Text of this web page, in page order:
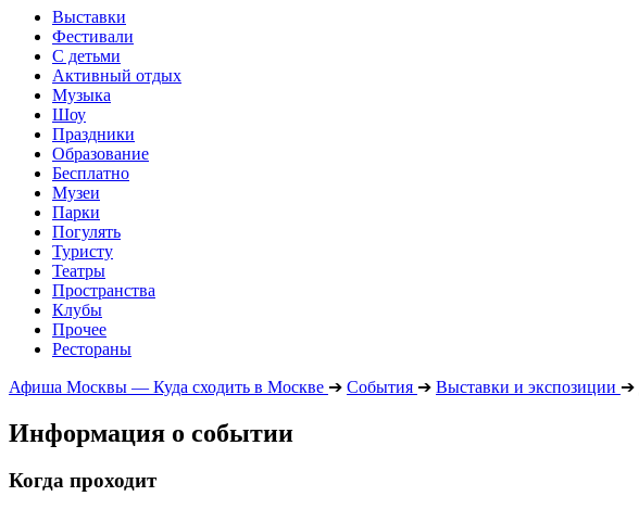
Выставки
Фестивали
С детьми
Активный отдых
Музыка
Шоу
Праздники
Образование
Бесплатно
Музеи
Парки
Погулять
Туристу
Театры
Пространства
Клубы
Прочее
Рестораны
Афиша Москвы — Куда сходить в Москве ➔ События ➔ Выставки и экспозиции ➔
Информация о событии
Когда проходит